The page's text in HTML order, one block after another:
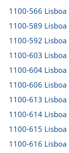
1100-566 Lisboa
1100-589 Lisboa
1100-592 Lisboa
1100-603 Lisboa
1100-604 Lisboa
1100-606 Lisboa
1100-613 Lisboa
1100-614 Lisboa
1100-615 Lisboa
1100-616 Lisboa